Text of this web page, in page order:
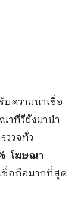
บความน่าเชื่อ
ทีวียังมานำ
ววจทั่ว
โฆษณา
อถือมากที่สุด